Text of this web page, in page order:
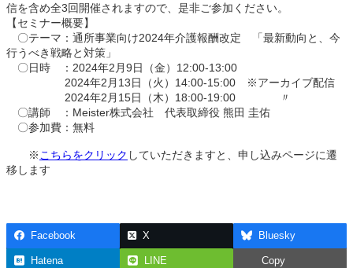
信を含め全3回開催されますので、是非ご参加ください。
【セミナー概要】
〇テーマ：通所事業向け2024年介護報酬改定 「最新動向と、今
行うべき戦略と対策」
〇日時 ：2024年2月9日（金）12:00-13:00
2024年2月13日（火）14:00-15:00 ※アーカイブ配信
2024年2月15日（木）18:00-19:00 〃
〇講師 ：Meister株式会社 代表取締役 熊田 圭佑
〇参加費：無料
※ こちらをクリック していただきますと、申し込みページに遷
移します
Facebook X Bluesky
Hatena LINE Copy